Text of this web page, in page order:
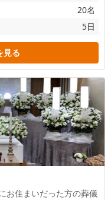
20名
5日
見る
お住まいだった方の葬儀